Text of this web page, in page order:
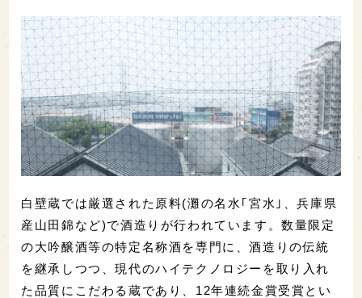
白壁蔵では厳選された原料(灘の名水｢宮水｣、兵庫県
産山田錦など)で酒造りが行われています。数量限定
の大吟醸酒等の特定名称酒を専門に、酒造りの伝統
を継承しつつ、現代のハイテクノロジーを取り入れ
た品質にこだわる蔵であり、12年連続金賞受賞とい